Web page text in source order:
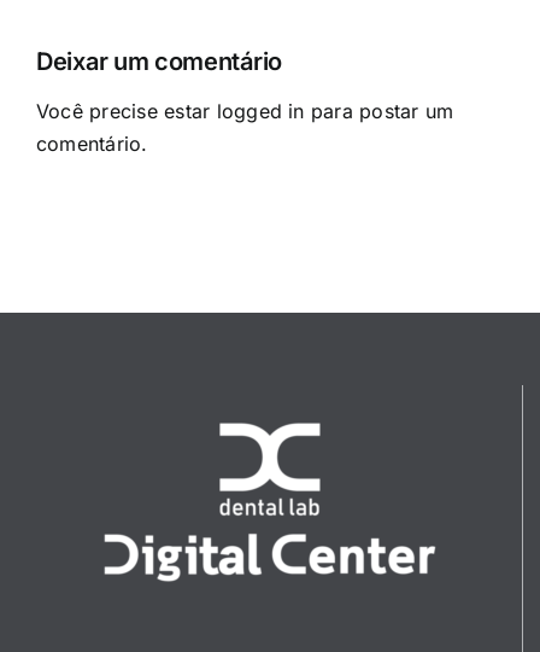
Deixar um comentário
Você precise estar logged in para postar um
comentário.